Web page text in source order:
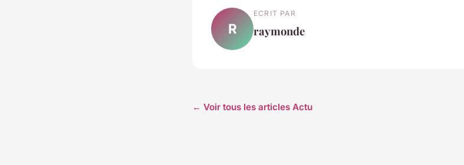
R
ECRIT PAR
raymonde
← Voir tous les articles Actu